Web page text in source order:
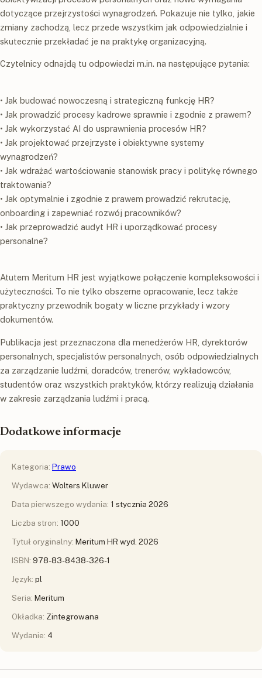
dotyczące przejrzystości wynagrodzeń. Pokazuje nie tylko, jakie
zmiany zachodzą, lecz przede wszystkim jak odpowiedzialnie i
skutecznie przekładać je na praktykę organizacyjną.
Czytelnicy odnajdą tu odpowiedzi m.in. na następujące pytania:
• Jak budować nowoczesną i strategiczną funkcję HR?
• Jak prowadzić procesy kadrowe sprawnie i zgodnie z prawem?
• Jak wykorzystać AI do usprawnienia procesów HR?
• Jak projektować przejrzyste i obiektywne systemy
wynagrodzeń?
• Jak wdrażać wartościowanie stanowisk pracy i politykę równego
traktowania?
• Jak optymalnie i zgodnie z prawem prowadzić rekrutację,
onboarding i zapewniać rozwój pracowników?
• Jak przeprowadzić audyt HR i uporządkować procesy
personalne?
Atutem Meritum HR jest wyjątkowe połączenie kompleksowości i
użyteczności. To nie tylko obszerne opracowanie, lecz także
praktyczny przewodnik bogaty w liczne przykłady i wzory
dokumentów.
Publikacja jest przeznaczona dla menedżerów HR, dyrektorów
personalnych, specjalistów personalnych, osób odpowiedzialnych
za zarządzanie ludźmi, doradców, trenerów, wykładowców,
studentów oraz wszystkich praktyków, którzy realizują działania
w zakresie zarządzania ludźmi i pracą.
Dodatkowe informacje
Kategoria: Prawo
Wydawca: Wolters Kluwer
Data pierwszego wydania: 1 stycznia 2026
Liczba stron: 1000
Tytuł oryginalny: Meritum HR wyd. 2026
ISBN: 978-83-8438-326-1
Język: pl
Seria: Meritum
Okładka: Zintegrowana
Wydanie: 4